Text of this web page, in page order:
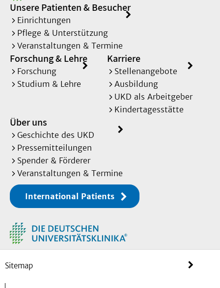
Unsere Patienten & Besucher
Einrichtungen
Pflege & Unterstützung
Veranstaltungen & Termine
Forschung & Lehre
Forschung
Studium & Lehre
Karriere
Stellenangebote
Ausbildung
UKD als Arbeitgeber
Kindertagesstätte
Über uns
Geschichte des UKD
Pressemitteilungen
Spender & Förderer
Veranstaltungen & Termine
International Patients
Sitemap